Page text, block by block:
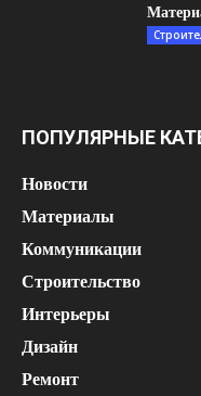
ПОПУЛЯРНЫЕ
Новости
Материалы
Коммуникации
Строительство
Интерьеры
Дизайн
Ремонт